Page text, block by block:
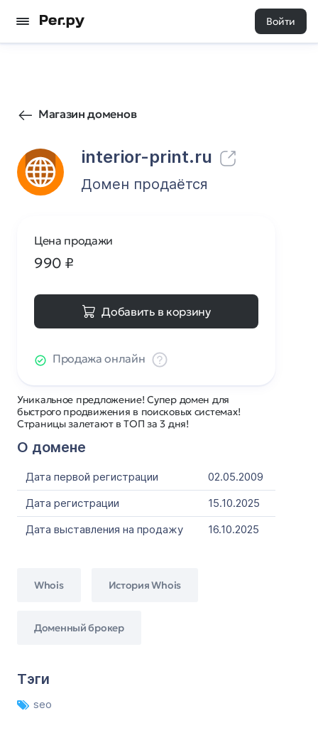
Войти
Магазин доменов
interior-print.ru
0 0
Домен продаётся
Уникальное предложение! Супер домен для
быстрого продвижения в поисковых системах!
Страницы залетают в ТОП за 3 дня!
О домене
Дата первой регистрации
02.05.2009
Дата регистрации
15.10.2025
Дата выставления на продажу
16.10.2025
Whois История Whois
Доменный брокер
Тэги
seo
Цена продажи
990 ₽
Добавить в корзину
Продажа онлайн